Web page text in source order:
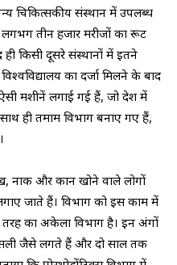
चिकित्सकीय संस्थान में उपलब्ध
लगभग तीन हजार मरीजों का रूट
ही किसी दूसरे संस्थानों में इतने
का दर्जा मिलने के बाद
मशीनें लगाई गई हैं, जो देश में
ही तमाम विभाग बनाए गए हैं,
नाक और कान खोने वाले लोगों
जाते हैं। विभाग को इस काम में
का अकेला विभाग है। इन अंगों
जैसे लगते हैं और दो साल तक